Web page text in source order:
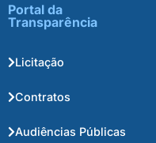
Portal da
Transparência
Licitação
Contratos
Audiências Públicas